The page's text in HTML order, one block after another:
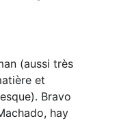
(aussi très
et
Bravo
hay